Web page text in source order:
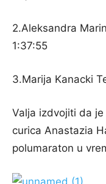
2.Aleksandra
1:37:55
3.Marija Kanacki
Valja izdvojiti da
curica Anastazia
polumaraton u